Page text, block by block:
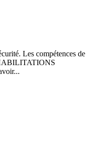
Les compétences de